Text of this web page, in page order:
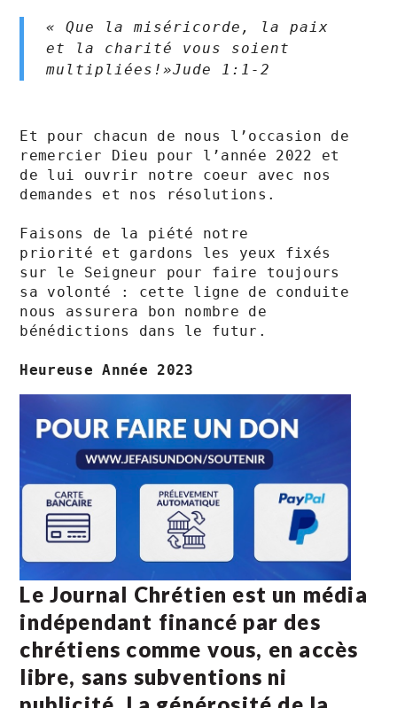
« Que la miséricorde, la paix
et la charité vous soient
multipliées!»‭‭Jude‬ ‭1‬:‭1‬-‭2‬ ‭
Et pour chacun de nous l’occasion de
remercier Dieu pour l’année 2022 et
de lui ouvrir notre coeur avec nos
demandes et nos résolutions.
Faisons de la piété notre
priorité et gardons les yeux fixés
sur le Seigneur pour faire toujours
sa volonté : cette ligne de conduite
nous assurera bon nombre de
bénédictions dans le futur.
Heureuse Année 2023
Le Journal Chrétien est un média
indépendant financé par des
chrétiens comme vous, en accès
libre, sans subventions ni